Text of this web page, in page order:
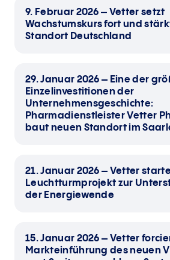
9. Februar 2026 – Vetter setzt
Wachstumskurs fort und
Standort Deutschland
Wachstum im Jahr 2025
29. Januar 2026 – Eine der
Einzelinvestitionen der
Unternehmensgeschichte:
Pharmadienstleister Vetter
baut neuen Standort im
21. Januar 2026 – Vetter
Leuchtturmprojekt zur
der Energiewende
15. Januar 2026 – Vetter
Markteinführung des neuen